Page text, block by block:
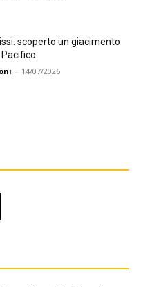
scoperto un giacimento
- 14/07/2026